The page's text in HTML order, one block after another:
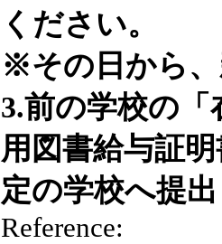
ください。
※その日から
3.前の学校の
用図書給与証
定の学校へ提
Reference: